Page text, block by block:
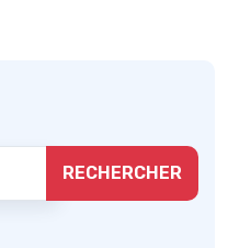
RECHERCHER